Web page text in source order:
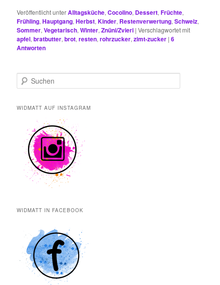
Veröffentlicht unterAlltagsküche,Cocolino, Dessert,Früchte,
Frühling,Hauptgang,Herbst,Kinder, Restenverwertung,Schweiz,
Sommer,Vegetarisch,Winter,Znüni/Zvieri |Verschlagwortet mit
apfel,bratbutter,brot,resten,rohrzucker,zimt-zucker |6
Antworten
u
h
WIDMATT AUF INSTAGRAM
WIDMATT IN FACEBOOK